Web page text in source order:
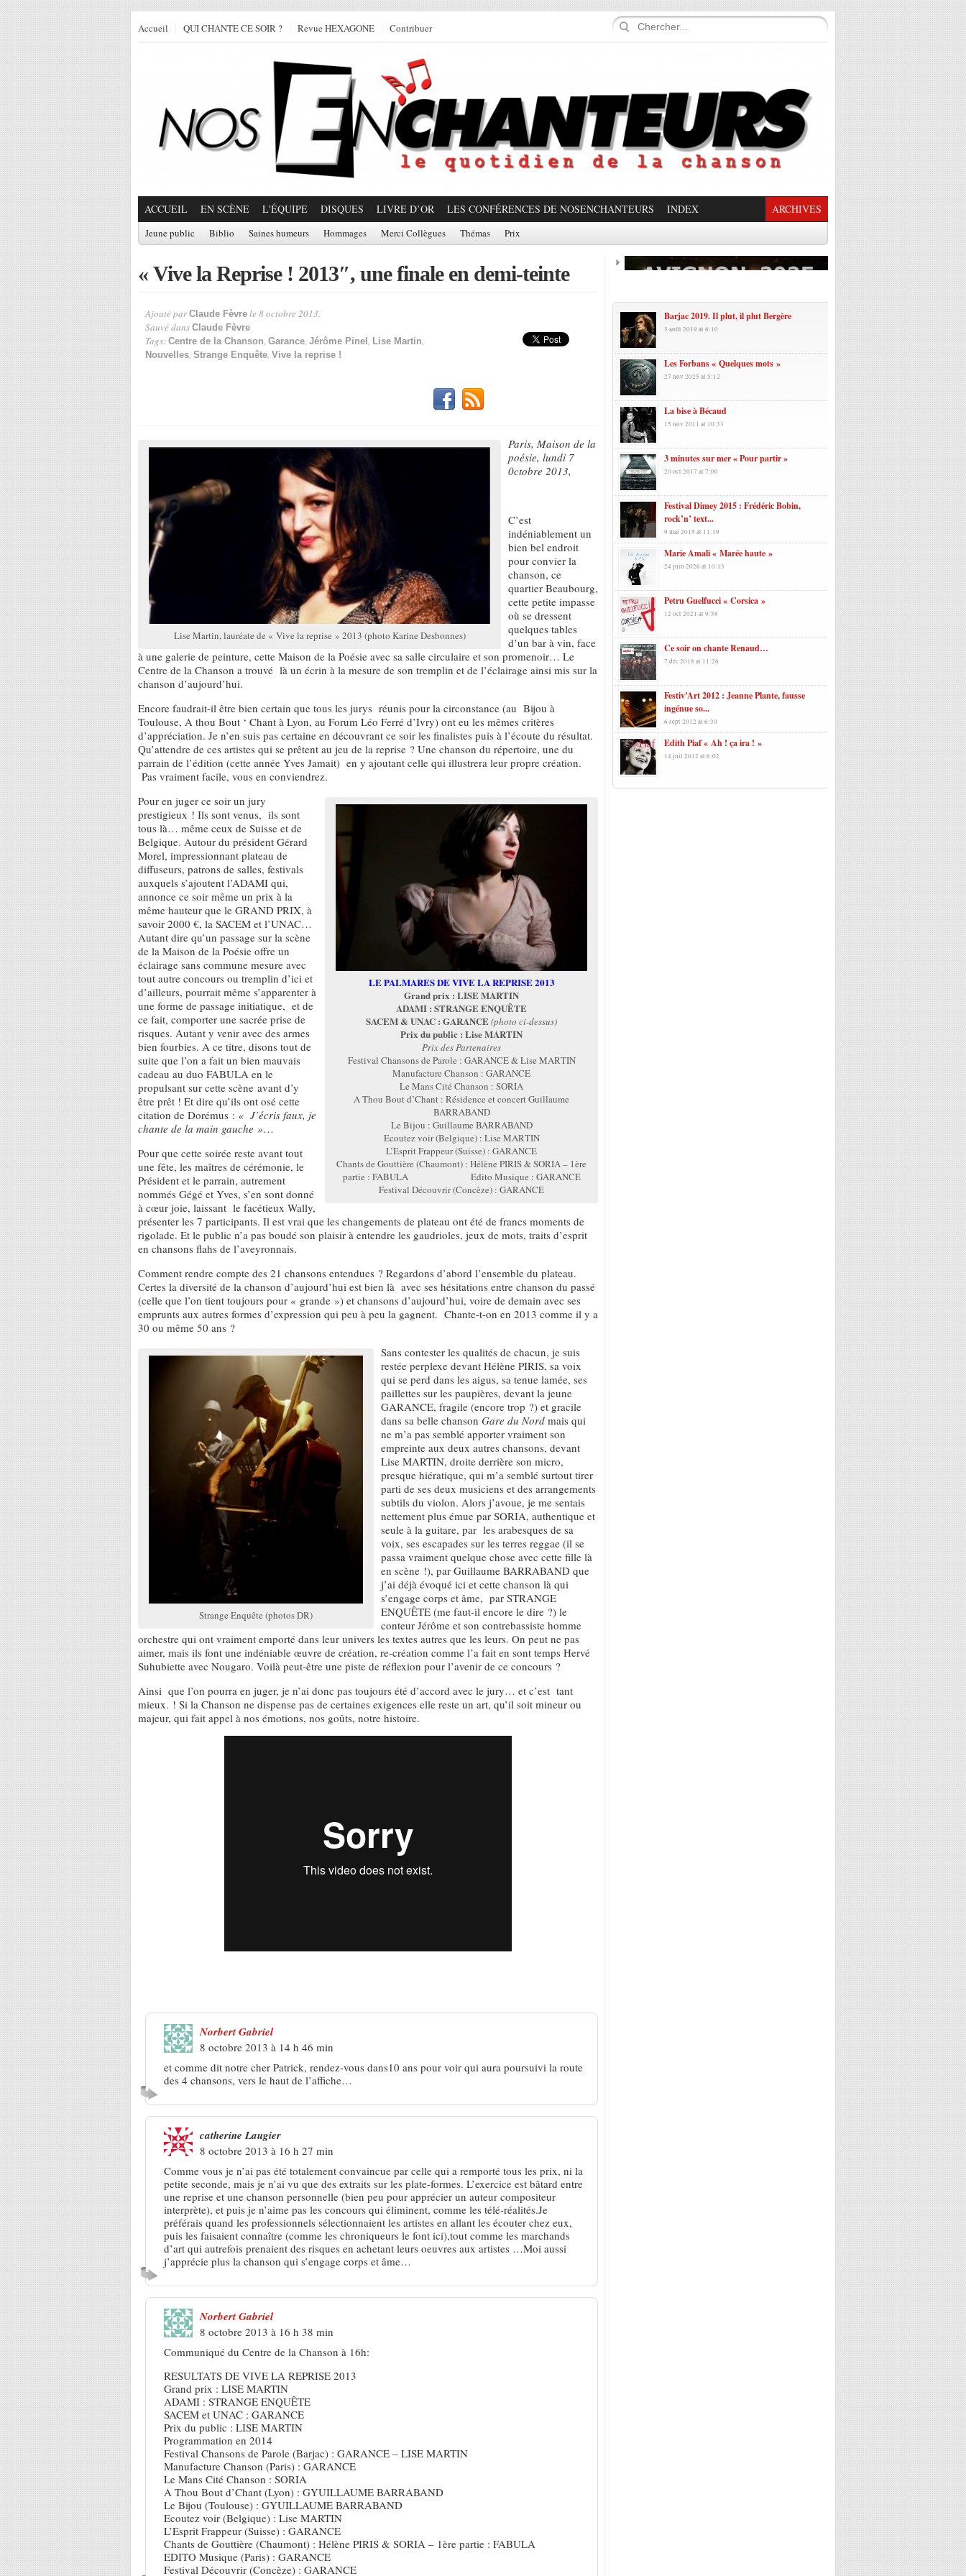
Accueil QUI CHANTE CE SOIR ? Revue HEXAGONE Contribuer
ACCUEIL EN SCÈNE L'ÉQUIPE DISQUES LIVRE D’OR LES CONFÉRENCES DE NOSENCHANTEURS INDEX ARCHIVES
Jeune public Biblio Saines humeurs Hommages Merci Collègues Thémas Prix
« Vive la Reprise ! 2013″, une finale en demi-teinte
Ajouté par Claude Fèvre le 8 octobre 2013.
Sauvé dans Claude Fèvre
Tags: Centre de la Chanson, Garance, Jérôme Pinel , Lise Martin,
Nouvelles, Strange Enquête, Vive la reprise !
Lise Martin, lauréate de « Vive la reprise » 2013 (photo Karine Desbonnes)
Paris, Maison de la
poésie, lundi 7
0ctobre 2013,
C’est
indéniablement un
bien bel endroit
pour convier la
chanson, ce
quartier Beaubourg,
cette petite impasse
où se dressent
quelques tables
d’un bar à vin, face
à une galerie de peinture, cette Maison de la Poésie avec sa salle circulaire et son promenoir… Le
Centre de la Chanson a trouvé là un écrin à la mesure de son tremplin et de l’éclairage ainsi mis sur la
chanson d’aujourd’hui.
Encore faudrait-il être bien certain que tous les jurys réunis pour la circonstance (au Bijou à
Toulouse, A thou Bout ‘ Chant à Lyon, au Forum Léo Ferré d’Ivry) ont eu les mêmes critères
d’appréciation. Je n’en suis pas certaine en découvrant ce soir les finalistes puis à l’écoute du résultat.
Qu’attendre de ces artistes qui se prêtent au jeu de la reprise ? Une chanson du répertoire, une du
parrain de l’édition (cette année Yves Jamait) en y ajoutant celle qui illustrera leur propre création.
Pas vraiment facile, vous en conviendrez.
LE PALMARES DE VIVE LA REPRISE 2013
Grand prix : LISE MARTIN
ADAMI : STRANGE ENQUÊTE
SACEM & UNAC : GARANCE(photo ci-dessus)
Prix du public : Lise MARTIN
Prix des Partenaires
Festival Chansons de Parole : GARANCE & Lise MARTIN
Manufacture Chanson : GARANCE
Le Mans Cité Chanson : SORIA
A Thou Bout d’Chant : Résidence et concert Guillaume
BARRABAND
Le Bijou : Guillaume BARRABAND
Ecoutez voir (Belgique) : Lise MARTIN
L’Esprit Frappeur (Suisse) : GARANCE
Chants de Gouttière (Chaumont) : Hélène PIRIS & SORIA – 1ère
partie : FABULA Edito Musique : GARANCE
Festival Découvrir (Concèze) : GARANCE
Pour en juger ce soir un jury
prestigieux ! Ils sont venus, ils sont
tous là… même ceux de Suisse et de
Belgique. Autour du président Gérard
Morel, impressionnant plateau de
diffuseurs, patrons de salles, festivals
auxquels s’ajoutent l’ADAMI qui,
annonce ce soir même un prix à la
même hauteur que le GRAND PRIX, à
savoir 2000 €, la SACEM et l’UNAC…
Autant dire qu’un passage sur la scène
de la Maison de la Poésie offre un
éclairage sans commune mesure avec
tout autre concours ou tremplin d’ici et
d’ailleurs, pourrait même s’apparenter à
une forme de passage initiatique, et de
ce fait, comporter une sacrée prise de
risques. Autant y venir avec des armes
bien fourbies. A ce titre, disons tout de
suite que l’on a fait un bien mauvais
cadeau au duo FABULA en le
propulsant sur cette scène avant d’y
être prêt ! Et dire qu’ils ont osé cette
citation de Dorémus : « J’écris faux, je
chante de la main gauche »…
Pour que cette soirée reste avant tout
une fête, les maîtres de cérémonie, le
Président et le parrain, autrement
nommés Gégé et Yves, s’en sont donné
à cœur joie, laissant le facétieux Wally,
présenter les 7 participants. Il est vrai que les changements de plateau ont été de francs moments de
rigolade. Et le public n’a pas boudé son plaisir à entendre les gaudrioles, jeux de mots, traits d’esprit
en chansons flahs de l’aveyronnais.
Comment rendre compte des 21 chansons entendues ? Regardons d’abord l’ensemble du plateau.
Certes la diversité de la chanson d’aujourd’hui est bien là avec ses hésitations entre chanson du passé
(celle que l’on tient toujours pour « grande ») et chansons d’aujourd’hui, voire de demain avec ses
emprunts aux autres formes d’expression qui peu à peu la gagnent. Chante-t-on en 2013 comme il y a
30 ou même 50 ans ?
Strange Enquête (photos DR)
Sans contester les qualités de chacun, je suis
restée perplexe devant Hélène PIRIS, sa voix
qui se perd dans les aigus, sa tenue lamée, ses
paillettes sur les paupières, devant la jeune
GARANCE, fragile (encore trop ?) et gracile
dans sa belle chanson Gare du Nord mais qui
ne m’a pas semblé apporter vraiment son
empreinte aux deux autres chansons, devant
Lise MARTIN, droite derrière son micro,
presque hiératique, qui m’a semblé surtout tirer
parti de ses deux musiciens et des arrangements
subtils du violon. Alors j’avoue, je me sentais
nettement plus émue par SORIA, authentique et
seule à la guitare, par les arabesques de sa
voix, ses escapades sur les terres reggae (il se
passa vraiment quelque chose avec cette fille là
en scène !), par Guillaume BARRABAND que
j’ai déjà évoqué ici et cette chanson là qui
s’engage corps et âme, par STRANGE
ENQUÊTE (me faut-il encore le dire ?) le
conteur Jérôme et son contrebassiste homme
orchestre qui ont vraiment emporté dans leur univers les textes autres que les leurs. On peut ne pas
aimer, mais ils font une indéniable œuvre de création, re-création comme l’a fait en sont temps Hervé
Suhubiette avec Nougaro. Voilà peut-être une piste de réflexion pour l’avenir de ce concours ?
Ainsi que l’on pourra en juger, je n’ai donc pas toujours été d’accord avec le jury… et c’est tant
mieux. ! Si la Chanson ne dispense pas de certaines exigences elle reste un art, qu’il soit mineur ou
majeur, qui fait appel à nos émotions, nos goûts, notre histoire.
Norbert Gabriel
8 octobre 2013 à 14 h 46 min
et comme dit notre cher Patrick, rendez-vous dans10 ans pour voir qui aura poursuivi la route
des 4 chansons, vers le haut de l’affiche…
catherine Laugier
8 octobre 2013 à 16 h 27 min
Comme vous je n’ai pas été totalement convaincue par celle qui a remporté tous les prix, ni la
petite seconde, mais je n’ai vu que des extraits sur les plate-formes. L’exercice est bâtard entre
une reprise et une chanson personnelle (bien peu pour apprécier un auteur compositeur
interprète), et puis je n’aime pas les concours qui éliminent, comme les télé-réalités.Je
préférais quand les professionnels sélectionnaient les artistes en allant les écouter chez eux,
puis les faisaient connaître (comme les chroniqueurs le font ici),tout comme les marchands
d’art qui autrefois prenaient des risques en achetant leurs oeuvres aux artistes …Moi aussi
j’apprécie plus la chanson qui s’engage corps et âme…
Norbert Gabriel
8 octobre 2013 à 16 h 38 min
Communiqué du Centre de la Chanson à 16h:
RESULTATS DE VIVE LA REPRISE 2013
Grand prix : LISE MARTIN
ADAMI : STRANGE ENQUÊTE
SACEM et UNAC : GARANCE
Prix du public : LISE MARTIN
Programmation en 2014
Festival Chansons de Parole (Barjac) : GARANCE – LISE MARTIN
Manufacture Chanson (Paris) : GARANCE
Le Mans Cité Chanson : SORIA
A Thou Bout d’Chant (Lyon) : GYUILLAUME BARRABAND
Le Bijou (Toulouse) : GYUILLAUME BARRABAND
Ecoutez voir (Belgique) : Lise MARTIN
L’Esprit Frappeur (Suisse) : GARANCE
Chants de Gouttière (Chaumont) : Hélène PIRIS & SORIA – 1ère partie : FABULA
EDITO Musique (Paris) : GARANCE
Festival Découvrir (Concèze) : GARANCE
Barjac 2019. Il plut, il plut Bergère
3 août 2019 at 6:10
Les Forbans « Quelques mots »
27 nov 2025 at 5:12
La bise à Bécaud
15 nov 2011 at 10:33
3 minutes sur mer « Pour partir »
20 oct 2017 at 7:00
Festival Dimey 2015 : Frédéric Bobin,
rock’n’ text...
9 mai 2015 at 11:19
Marie Amali « Marée haute »
24 juin 2026 at 10:13
Petru Guelfucci « Corsica »
12 oct 2021 at 9:58
Ce soir on chante Renaud…
7 déc 2018 at 11:26
Festiv’Art 2012 : Jeanne Plante, fausse
ingénue so...
6 sept 2012 at 6:30
Edith Piaf « Ah ! ça ira ! »
14 juil 2012 at 6:02